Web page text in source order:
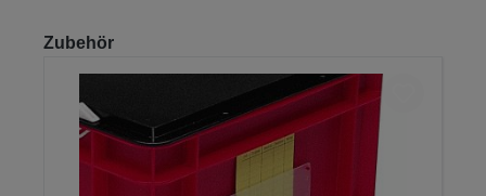
Produktgalerie überspringen
Zubehör